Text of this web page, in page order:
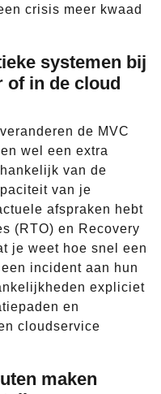
crisis meer kwaad
systemen bij
of in de cloud
de MVC
wel een extra
van de
van je
afspraken hebt
(RTO) en Recovery
je weet hoe snel een
incident aan hun
expliciet
en
cloudservice
maken